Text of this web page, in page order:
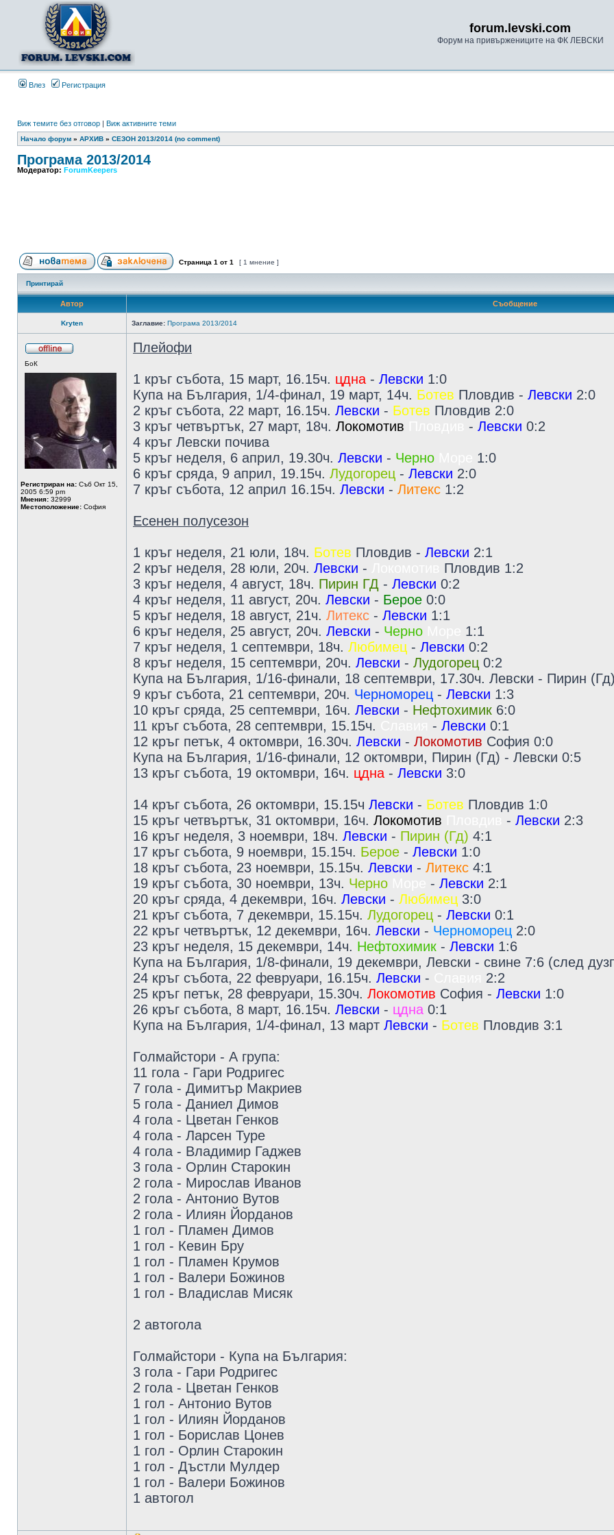
forum.levski.com
Форум на привържениците на ФК ЛЕВСКИ
Влез Регистрация
Виж темите без отговор | Виж активните теми
Начало форум » АРХИВ » СЕЗОН 2013/2014 (no comment)
Програма 2013/2014
Модератор: ForumKeepers
Страница 1 от 1 [ 1 мнение ]
Принтирай
Автор Съобщение
Kryten Заглавие: Програма 2013/2014
БоК
Регистриран на: Съб Окт 15,
2005 6:59 pm
Мнения: 32999
Местоположение: София
Плейофи
1 кръг събота, 15 март, 16.15ч. цдна - Левски 1:0
Купа на България, 1/4-финал, 19 март, 14ч. Ботев Пловдив - Левски 2:0
2 кръг събота, 22 март, 16.15ч. Левски - Ботев Пловдив 2:0
3 кръг четвъртък, 27 март, 18ч. Локомотив - Левски 0:2
4 кръг Левски почива
5 кръг неделя, 6 април, 19.30ч. Левски - Черно
1:0
6 кръг сряда, 9 април, 19.15ч. Лудогорец - Левски 2:0
7 кръг събота, 12 април 16.15ч. Левски - Литекс 1:2
Есенен полусезон
1 кръг неделя, 21 юли, 18ч. Ботев Пловдив - Левски 2:1
2 кръг неделя, 28 юли, 20ч. Левски -
Пловдив 1:2
3 кръг неделя, 4 август, 18ч. Пирин ГД - Левски 0:2
4 кръг неделя, 11 август, 20ч. Левски - Берое 0:0
5 кръг неделя, 18 август, 21ч. Литекс - Левски 1:1
6 кръг неделя, 25 август, 20ч. Левски - Черно
1:1
7 кръг неделя, 1 септември, 18ч. Любимец - Левски 0:2
8 кръг неделя, 15 септември, 20ч. Левски - Лудогорец 0:2
Купа на България, 1/16-финали, 18 септември, 17.30ч. Левски - Пирин
9 кръг събота, 21 септември, 20ч. Черноморец - Левски 1:3
10 кръг сряда, 25 септември, 16ч. Левски - Нефтохимик 6:0
11 кръг събота, 28 септември, 15.15ч.
- Левски 0:1
12 кръг петък, 4 октомври, 16.30ч. Левски - Локомотив София 0:0
Купа на България, 1/16-финали, 12 октомври, Пирин (Гд) - Левски 0:5
13 кръг събота, 19 октомври, 16ч. цдна - Левски 3:0
14 кръг събота, 26 октомври, 15.15ч Левски - Ботев Пловдив 1:0
15 кръг четвъртък, 31 октомври, 16ч. Локомотив - Левски 2:3
16 кръг неделя, 3 ноември, 18ч. Левски - Пирин (Гд) 4:1
17 кръг събота, 9 ноември, 15.15ч. Берое - Левски 1:0
18 кръг събота, 23 ноември, 15.15ч. Левски - Литекс 4:1
19 кръг събота, 30 ноември, 13ч. Черно - Левски 2:1
20 кръг сряда, 4 декември, 16ч. Левски - Любимец 3:0
21 кръг събота, 7 декември, 15.15ч. Лудогорец - Левски 0:1
22 кръг четвъртък, 12 декември, 16ч. Левски - Черноморец 2:0
23 кръг неделя, 15 декември, 14ч. Нефтохимик - Левски 1:6
Купа на България, 1/8-финали, 19 декември, Левски - свине 7:6 (след
24 кръг събота, 22 февруари, 16.15ч. Левски -
2:2
25 кръг петък, 28 февруари, 15.30ч. Локомотив София - Левски 1:0
26 кръг събота, 8 март, 16.15ч. Левски - цдна 0:1
Купа на България, 1/4-финал, 13 март Левски - Ботев Пловдив 3:1
Голмайстори - А група:
11 гола - Гари Родригес
7 гола - Димитър Макриев
5 гола - Даниел Димов
4 гола - Цветан Генков
4 гола - Ларсен Туре
4 гола - Владимир Гаджев
3 гола - Орлин Старокин
2 гола - Мирослав Иванов
2 гола - Антонио Вутов
2 голa - Илиян Йорданов
1 гол - Пламен Димов
1 гол - Кевин Бру
1 гол - Пламен Крумов
1 гол - Валери Божинов
1 гол - Владислав Мисяк
2 автогола
Голмайстори - Купа на България:
3 гола - Гари Родригес
2 гола - Цветан Генков
1 гол - Антонио Вутов
1 гол - Илиян Йорданов
1 гол - Борислав Цонев
1 гол - Орлин Старокин
1 гол - Дъстли Мулдер
1 гол - Валери Божинов
1 автогол